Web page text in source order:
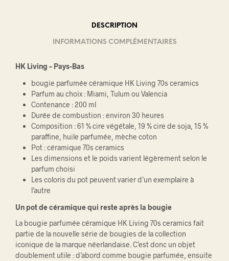
DESCRIPTION
INFORMATIONS COMPLÉMENTAIRES
HK Living – Pays-Bas
bougie parfumée céramique HK Living 70s ceramics
Parfum au choix : Miami, Tulum ou Valencia
Contenance : 200 ml
Durée de combustion : environ 30 heures
Composition : 61 % cire végétale, 19 % cire de soja, 15 %
paraffine, huile parfumée, mèche coton
Pot : céramique 70s ceramics
Les dimensions et le poids varient légèrement selon le
parfum choisi
Les coloris du pot peuvent varier d’un exemplaire à
l’autre
Un pot de céramique qui reste après la bougie
La bougie parfumée céramique HK Living 70s ceramics fait
partie de la nouvelle série de bougies de la collection
iconique de la marque néerlandaise. C’est donc un objet
doublement utile : d’abord comme bougie parfumée, ensuite